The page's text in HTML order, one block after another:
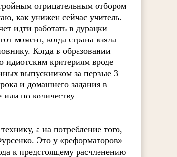
отрицательным отбором
как унижен сейчас учитель.
идти работать в дурацки
момент, когда страна взяла
Когда в образовании
идиотским критериям вроде
выпускником за первые 3
и домашнего задания в
или по количеству
а на потребление того,
Это у «реформаторов»
к предстоящему расчленению